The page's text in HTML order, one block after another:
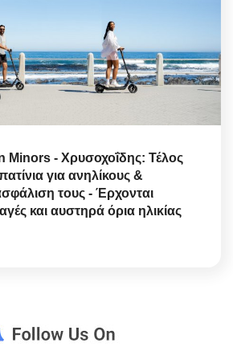
Minors - Χρυσοχοΐδης: Τέλος
για ανηλίκους &
τους - Έρχονται
και αυστηρά όρια ηλικίας